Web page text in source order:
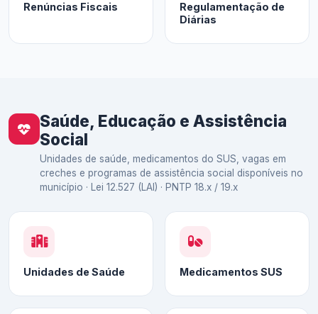
Renúncias Fiscais
Regulamentação de
Diárias
Saúde, Educação e Assistência
Social
Unidades de saúde, medicamentos do SUS, vagas em
creches e programas de assistência social disponíveis no
município · Lei 12.527 (LAI) · PNTP 18.x / 19.x
Unidades de Saúde Medicamentos SUS